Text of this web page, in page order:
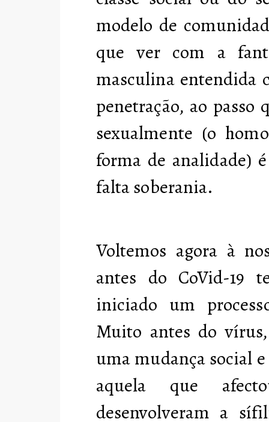
modelo de
que ver com a
masculina entendida
penetração, ao passo
sexualmente (o
forma de analidade)
falta soberania.
Voltemos agora à
antes do CoVid-19
iniciado um
Muito antes do
uma mudança social
aquela que
desenvolveram a